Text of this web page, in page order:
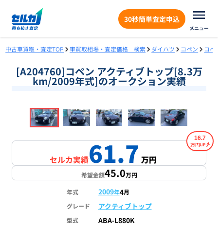
30秒簡単査定申込
メニュー
中古車買取・査定TOP 車買取相場・査定価格 検索 ダイハツ コペン コペ
[A204760]コペン アクティブトップ[8.3万
km/2009年式]のオークション実績
1/17
セルカ実績61.7万円
16.7
万円
希望金額45.0万円
年式 2009年4月
グレード
アクティブトップ
型式 ABA-L880K